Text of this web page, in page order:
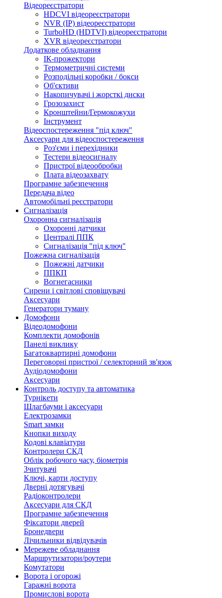
Відеореєстратори
HDCVI відеореєстратори
NVR (IP) відеореєстратори
TurboHD (HDTVI) відеореєстратори
XVR відеореєстратори
Додаткове обладнання
ІК-прожектори
Термометричні системи
Розподільні коробки / бокси
Об'єктиви
Накопичувачі і жорсткі диски
Грозозахист
Кронштейни/Гермокожухи
Інструмент
Відеоспостереження "під ключ"
Аксесуари для відеоспостереження
Роз'єми і перехідники
Тестери відеосигналу
Пристрої відеообробки
Плата відеозахвату
Програмне забезпечення
Передача відео
Автомобільні реєстратори
Сигналізація
Охоронна сигналізація
Охоронні датчики
Централі ППК
Сигналізація "під ключ"
Пожежна сигналізація
Пожежні датчики
ППКП
Вогнегасники
Сирени і світлові сповіщувачі
Аксесуари
Генератори туману
Домофони
Відеодомофони
Комплекти домофонів
Панелі виклику
Багатоквартирні домофони
Переговорні пристрої / селекторний зв'язок
Аудіодомофони
Аксесуари
Контроль доступу та автоматика
Турнікети
Шлагбауми і аксесуари
Електрозамки
Smart замки
Кнопки виходу
Кодові клавіатури
Контролери СКД
Облік робочого часу, біометрія
Зчитувачі
Ключі, карти доступу
Дверні дотягувачі
Радіоконтролери
Аксесуари для СКД
Програмне забезпечення
Фіксатори дверей
Бронедвери
Лічильники відвідувачів
Мережеве обладнання
Маршрутизатори/роутери
Комутатори
Ворота і огорожі
Гаражні ворота
Промислові ворота